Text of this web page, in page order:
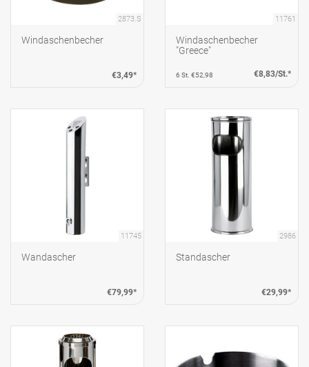
2873.S
Windaschenbecher
€3,49*
11761
Windaschenbecher
"Greece"
6 St. €52,98 €8,83/St.*
11745
Wandascher
€79,99*
2986
Standascher
€29,99*